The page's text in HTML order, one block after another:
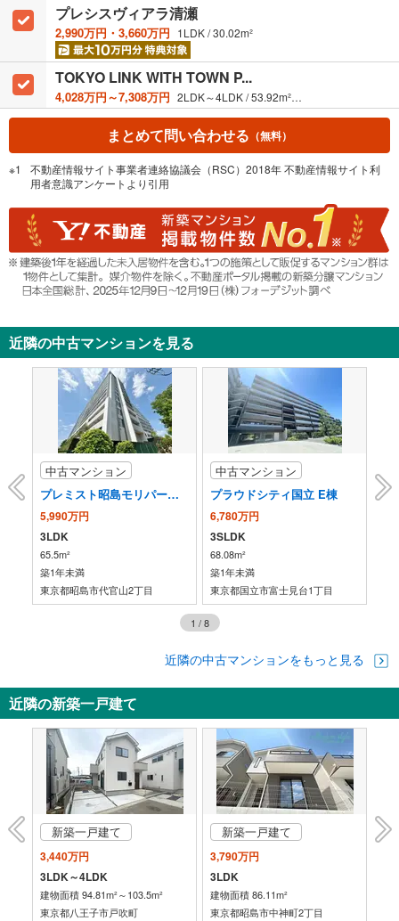
ー
ジ
保
存
す
る
プレシスヴィアラ清瀬
2,990万円・3,660万円 1LDK / 30.02m²
TOKYO LINK WITH TOWN P...
4,028万円～7,308万円 2LDK～4LDK / 53.92m²～83.20m²
まとめて問い合わせる （無料）
不動産情報サイト事業者連絡協議会（RSC）2018年 不動産情報サイト利
用者意識アンケートより引用
近隣の中古マンションを見る
中古マンション
プレミスト昭島モリパークグラン
5,990万円
3LDK
65.5m²
築1年未満
東京都昭島市代官山2丁目
中古マンション
プラウドシティ国立 E棟
6,780万円
3SLDK
68.08m²
築1年未満
東京都国立市富士見台1丁目
1 /8
近隣の中古マンションをもっと見る
近隣の新築一戸建て
新築一戸建て
3,440万円
3LDK～4LDK
建物面積 94.81m²～103.5m²
東京都八王子市戸吹町
新築一戸建て
3,790万円
3LDK
建物面積 86.11m²
東京都昭島市中神町2丁目